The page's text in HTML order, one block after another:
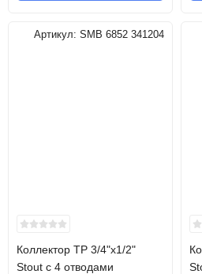
Артикул: SMB 6852 341204
Коллектор TP 3/4"х1/2"
Stout с 4 отводами